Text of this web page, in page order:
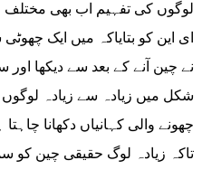
لوگوں کی تفہیم اب بھی
ای این کو بتایاکہ میں ایک
نے چین آنے کے بعد سے دیکھا
شکل میں زیادہ سے زیادہ
چھونے والی کہانیاں دکھانا
تاکہ زیادہ لوگ حقیقی چین کو